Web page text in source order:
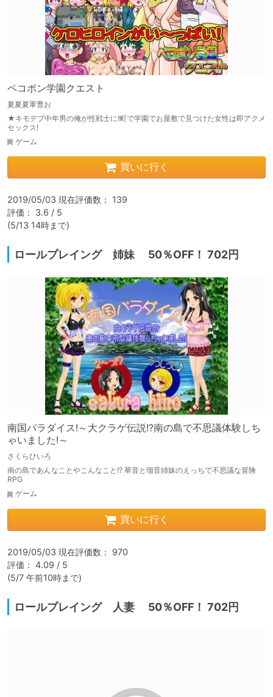
ペコポン学園クエスト
夏夏夏軍曹お
★キモデブ中年男の俺が性戦士に!町で学園でお屋敷で見つけた女性は即アクメ
セックス!
ゲーム
買いに行く
2019/05/03 現在評価数： 139
評価： 3.6 / 5
(5/13 14時まで)
ロールプレイング 姉妹 50％OFF！ 702円
南国パラダイス!～大クラゲ伝説!?南の島で不思議体験しち
ゃいました!～
さくらひいろ
南の島であんなことやこんなこと!? 華音と瑠音姉妹のえっちで不思議な冒険
RPG
ゲーム
買いに行く
2019/05/03 現在評価数： 970
評価： 4.09 / 5
(5/7 午前10時まで)
ロールプレイング 人妻 50％OFF！ 702円